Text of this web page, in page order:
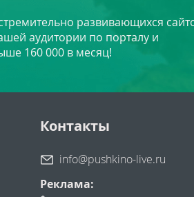
развивающихся
аудитории по порталу и
160 000 в месяц!
Контакты
info@pushkino-live.ru
Реклама: